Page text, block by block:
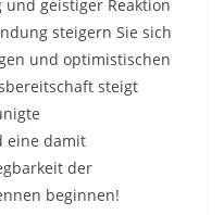
geistiger Reaktion
steigern Sie sich
und optimistischen
steigt
eine damit
der
beginnen!